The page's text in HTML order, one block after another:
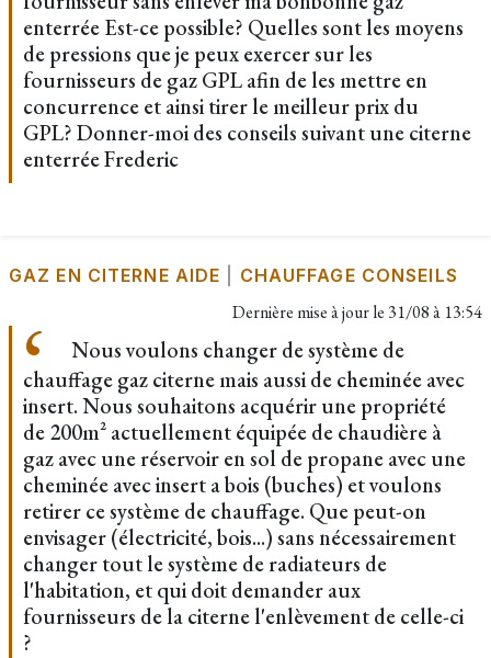
enterrée Est-ce possible? Quelles sont les moyens
de pressions que je peux exercer sur les
fournisseurs de gaz GPL afin de les mettre en
concurrence et ainsi tirer le meilleur prix du
GPL? Donner-moi des conseils suivant une citerne
enterrée Frederic
GAZ EN CITERNE AIDE CHAUFFAGE CONSEILS
Dernière mise à jour le 31/08 à 13:54
Nous voulons changer de système de
chauffage gaz citerne mais aussi de cheminée avec
insert. Nous souhaitons acquérir une propriété
de 200m² actuellement équipée de chaudière à
gaz avec une réservoir en sol de propane avec une
cheminée avec insert a bois (buches) et voulons
retirer ce système de chauffage. Que peut-on
envisager (électricité, bois...) sans nécessairement
changer tout le système de radiateurs de
l'habitation, et qui doit demander aux
fournisseurs de la citerne l'enlèvement de celle-ci
?